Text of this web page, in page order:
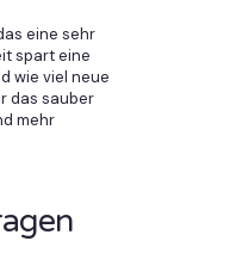
eine sehr
spart eine
wie viel neue
das sauber
mehr